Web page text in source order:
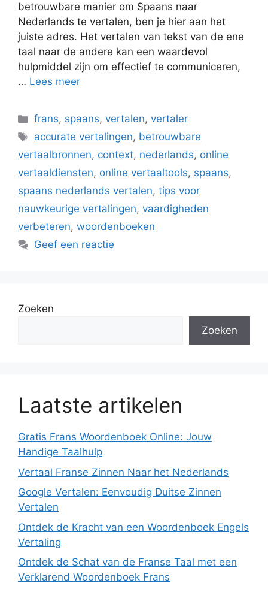
betrouwbare manier om Spaans naar
Nederlands te vertalen, ben je hier aan het
juiste adres. Het vertalen van tekst van de ene
taal naar de andere kan een waardevol
hulpmiddel zijn om effectief te communiceren,
… Lees meer
Categorieën
frans, spaans,vertalen,vertaler
Tags
accurate vertalingen, betrouwbare
vertaalbronnen, context, nederlands, online
vertaaldiensten, online vertaaltools, spaans,
spaans nederlands vertalen, tips voor
nauwkeurige vertalingen, vaardigheden
verbeteren, woordenboeken
Geef een reactie
Zoeken
Zoeken
Laatste artikelen
Gratis Frans Woordenboek Online: Jouw
Handige Taalhulp
Vertaal Franse Zinnen Naar het Nederlands
Google Vertalen: Eenvoudig Duitse Zinnen
Vertalen
Ontdek de Kracht van een Woordenboek Engels
Vertaling
Ontdek de Schat van de Franse Taal met een
Verklarend Woordenboek Frans